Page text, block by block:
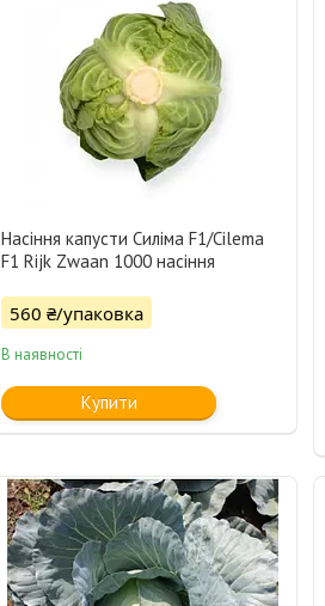
Насіння капусти Силіма F1/Cilema
F1 Rijk Zwaan 1000 насіння
560 ₴/упаковка
В наявності
Купити